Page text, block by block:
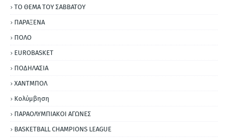
ΤΟ ΘΕΜΑ ΤΟΥ ΣΑΒΒΑΤΟΥ
ΠΑΡΑΞΕΝΑ
ΠΟΛΟ
EUROBASKET
ΠΟΔΗΛΑΣΙΑ
ΧΑΝΤΜΠΟΛ
Κολύμβηση
ΠΑΡΑΟΛΥΜΠΙΑΚΟΙ ΑΓΩΝΕΣ
BASKETBALL CHAMPIONS LEAGUE